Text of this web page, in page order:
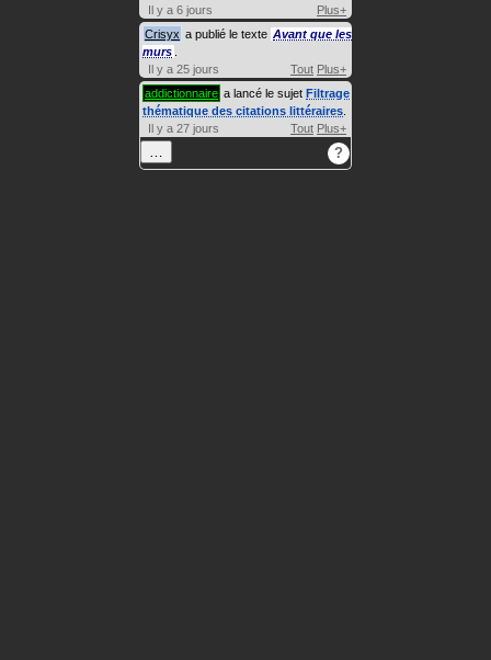
Il y a 6 jours
Plus+
Crisyx a publié le texte Avant que les
murs
Il y a 25 jours
Tout Plus+
addictionnaire a lancé le sujet Filtrage
thématique des citations littéraires
Il y a 27 jours
Tout Plus+
?